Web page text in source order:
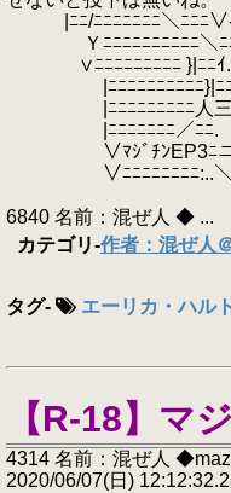
|ﾆﾆ/ﾆﾆﾆﾆﾆﾆﾆ＼ﾆﾆﾆ∨-
Ｙﾆﾆﾆﾆﾆﾆﾆﾆﾆﾆ＼ﾆﾆ
∨ﾆﾆﾆﾆﾆﾆﾆﾆﾆ }|ﾆﾆｲ.ﾞ
|ﾆﾆﾆﾆﾆﾆﾆﾆﾆﾆ}|ﾆﾆ
|ﾆﾆﾆﾆﾆﾆﾆﾆﾆ人三 /ﾆﾆ
|ﾆﾆﾆﾆﾆﾆﾆ／ﾆﾆ. /ﾆﾆ//
∨ﾏｼﾞﾁﾝEP3ﾆニ{/ﾆﾆ
∨ﾆﾆﾆﾆﾆﾆﾆﾆ:..＼{⌒
6840 名前：混ぜ人 ◆ ...
カテゴリ-作者：混ぜ人
タグ- エーリカ・ハル
【R-18】マ
4314 名前：混ぜ人
2020/06/07(日)